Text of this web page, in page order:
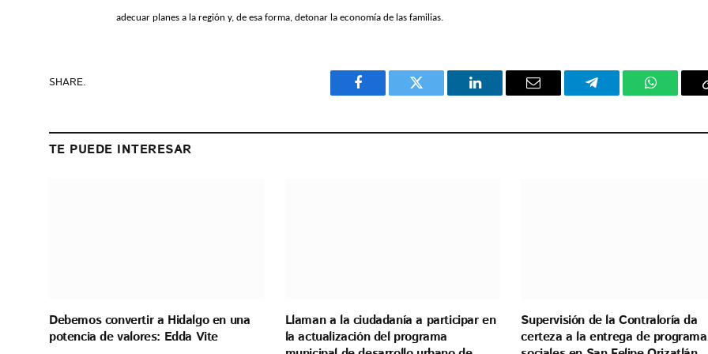
adecuar planes a la región y, de esa forma, detonar la economía de las familias.
SHARE.
Facebook Twitter LinkedIn Email Telegram
TE PUEDE INTERESAR
Debemos convertir a Hidalgo en una
potencia de valores: Edda Vite
Llaman a la ciudadanía a participar en
la actualización del programa
Supervisión de la Contraloría da
certeza a la entrega de